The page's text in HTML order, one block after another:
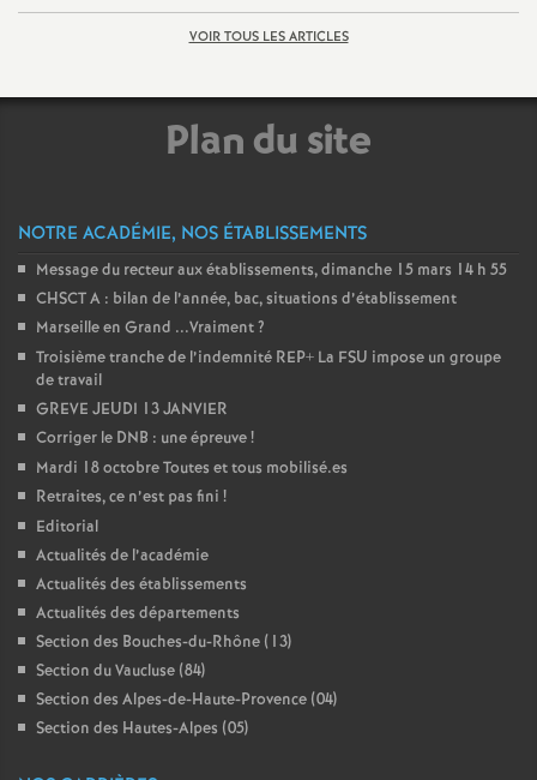
VOIR TOUS LES ARTICLES
Plan du site
NOTRE ACADÉMIE, NOS ÉTABLISSEMENTS
Message du recteur aux établissements, dimanche 15 mars 14 h 55
CHSCT A : bilan de l’année, bac, situations d’établissement
Marseille en Grand ...Vraiment?
Troisième tranche de l’indemnité REP+ La FSU impose un groupe
de travail
GREVE JEUDI 13 JANVIER
Corriger le DNB : une épreuve!
Mardi 18 octobre Toutes et tous mobilisé.es
Retraites, ce n’est pas fini !
Editorial
Actualités de l’académie
Actualités des établissements
Actualités des départements
Section des Bouches-du-Rhône (13)
Section du Vaucluse (84)
Section des Alpes-de-Haute-Provence (04)
Section des Hautes-Alpes (05)